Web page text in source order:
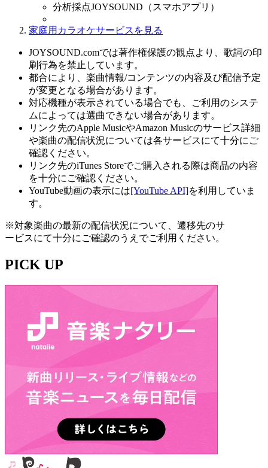
分析採点JOYSOUND（スマホアプリ）
家庭用カラオケサービスを見る
JOYSOUND.comでは著作権保護の観点より、歌詞の印
刷行為を禁止しています。
都合により、楽曲情報/コンテンツの内容及び配信予定
が変更となる場合があります。
対応機種が表示されている場合でも、ご利用のシステ
ムによっては選曲できない場合があります。
リンク先のApple MusicやAmazon Musicのサービス詳細
や楽曲の配信状況については各サービスにて十分にご
確認ください。
リンク先のiTunes Storeでご購入される際は商品の内容
を十分にご確認ください。
YouTube動画の表示には[YouTube API]を利用していま
す。
※対象楽曲の最新の配信状況について、遷移先のサ
ービスにて十分にご確認のうえでご利用ください。
PICK UP